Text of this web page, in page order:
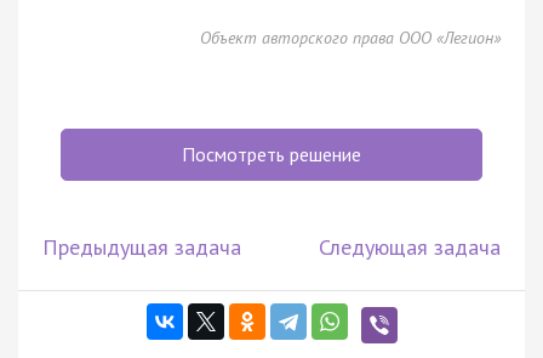
Объект авторского права ООО «Легион»
Посмотреть решение
Предыдущая задача Следующая задача